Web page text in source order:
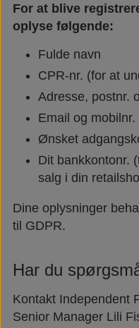
For at blive
oplyse følgende:
Fulde navn
CPR-nr. (for at
Adresse, postnr.
Email og mobilnr.
Ønsket
Dit bankkontonr.
salg i din
Dine oplysninger
til GDPR.
Har du
Kontakt Independent
Senior Manager Lili